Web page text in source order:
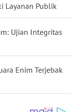
Layanan Publik
Ujian Integritas
Enim Terjebak